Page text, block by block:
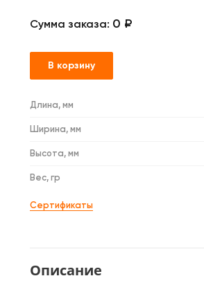
Сумма заказа: 0 ₽
В корзину
Длина, мм
Ширина, мм
Высота, мм
Вес, гр
Сертификаты
Описание